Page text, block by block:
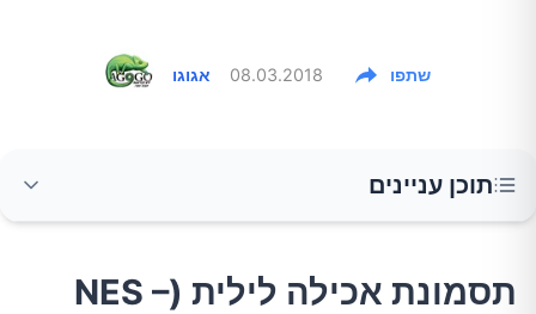
אגוגו 08.03.2018 שתפו
תוכן עניינים
Syndrome) שילוב של אכילת יתר בלילה יחד עם
תסמונת אכילה לילית (NES –